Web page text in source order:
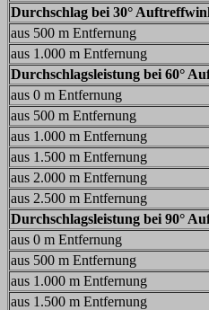
Durchschlag bei 30°
aus 500 m Entfernung
aus 1.000 m Entfernung
Durchschlagsleistung bei 60°
aus 0 m Entfernung
aus 500 m Entfernung
aus 1.000 m Entfernung
aus 1.500 m Entfernung
aus 2.000 m Entfernung
aus 2.500 m Entfernung
Durchschlagsleistung bei 90°
aus 0 m Entfernung
aus 500 m Entfernung
aus 1.000 m Entfernung
aus 1.500 m Entfernung